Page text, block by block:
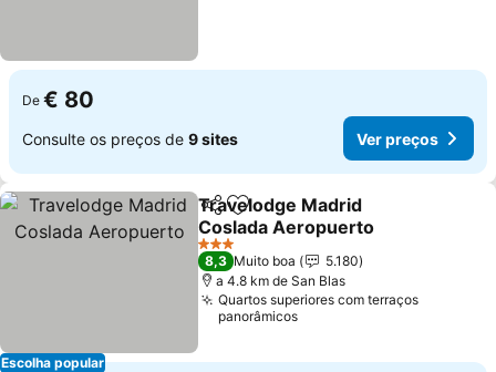
De € 80
Consulte os preços de 9 sites Ver preços
Escolha popular
PartilharAdicionar aos favoritos
Travelodge Madrid
Coslada Aeropuerto
3 Estrelas
8,3 Muito boa
5.180
a 4.8 km de San Blas
Quartos superiores com terraços
panorâmicos